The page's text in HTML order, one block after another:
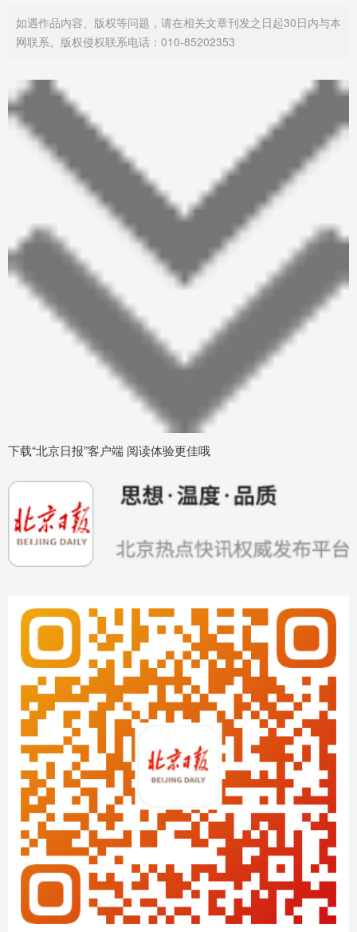
如遇作品内容、版权等问题，请在相关文章刊发之日起30日内与本
网联系。版权侵权联系电话：010-85202353
下载“北京日报”客户端 阅读体验更佳哦